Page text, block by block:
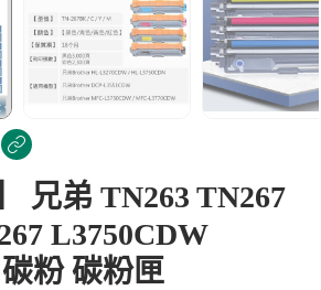
兄弟 TN263 TN267
L3750CDW
粉 碳粉匣